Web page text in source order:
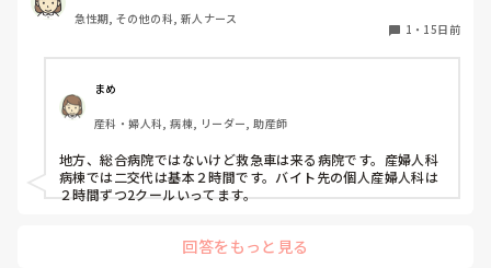
急性期, その他の科, 新人ナース
1 ・ 15日前
まめ
産科・婦人科, 病棟, リーダー, 助産師
地方、総合病院ではないけど救急車は来る病院です。産婦人科
病棟では二交代は基本２時間です。バイト先の個人産婦人科は
２時間ずつ2クールいってます。
回答をもっと見る